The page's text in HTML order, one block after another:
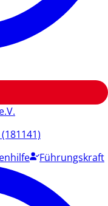
Führungskraft